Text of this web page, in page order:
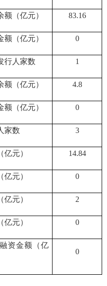
（亿元） 83.16
额（亿元） 0
行人家数 1
（亿元） 4.8
额（亿元） 0
家数 3
（亿元） 14.84
（亿元） 0
元） 2
元） 0
资金额（亿
0